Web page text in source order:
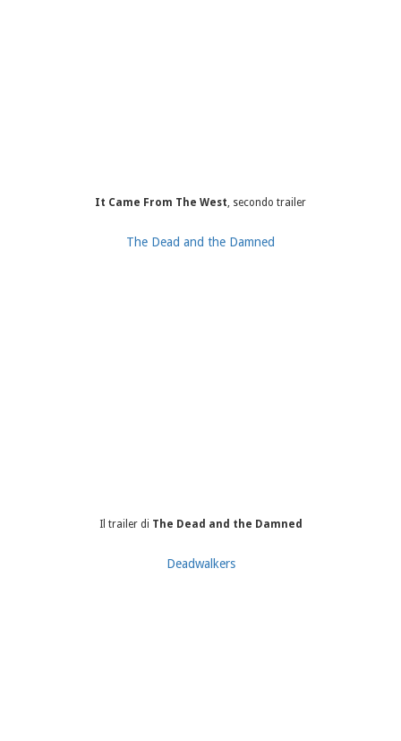
It Came From The West, secondo trailer
The Dead and the Damned
Il trailer di The Dead and the Damned
Deadwalkers